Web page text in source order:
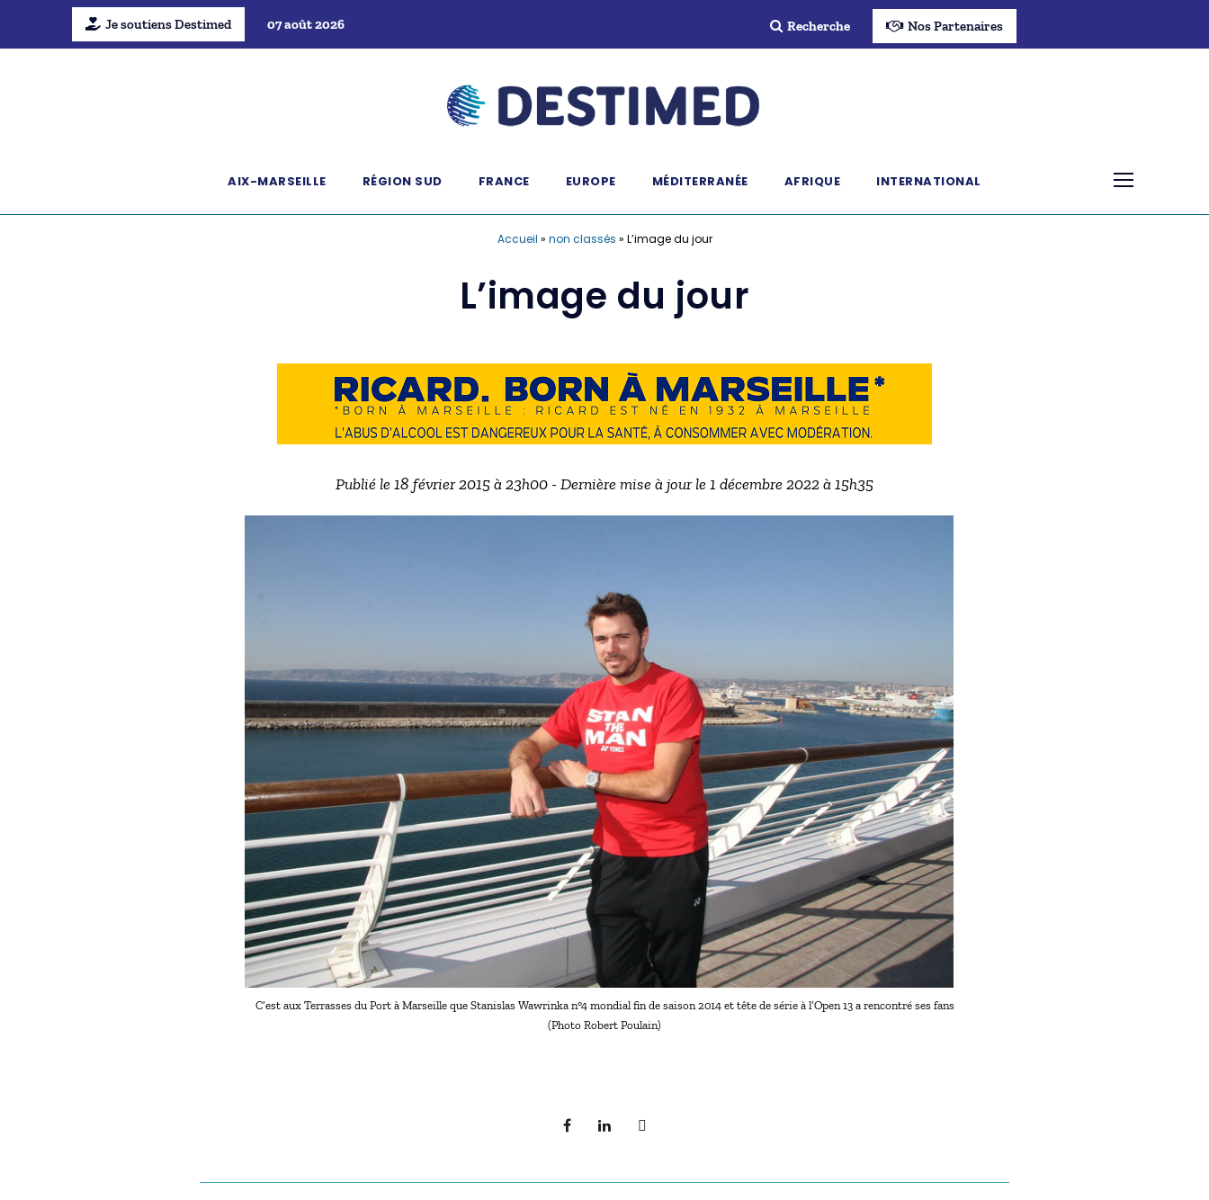
Je soutiens Destimed 07 août 2026 Recherche Nos Partenaires
AIX-MARSEILLE RÉGION SUD FRANCE EUROPE MÉDITERRANÉE AFRIQUE INTERNATIONAL
Accueil » non classés » L’image du jour
L’image du jour
Publié le 18 février 2015 à 23h00 - Dernière mise à jour le 1 décembre 2022 à 15h35
C’est aux Terrasses du Port à Marseille que Stanislas Wawrinka n°4 mondial fin de saison 2014 et tête de série à l’Open 13 a rencontré ses fans
(Photo Robert Poulain)